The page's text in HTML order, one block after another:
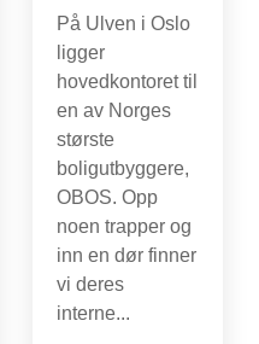
På Ulven i Oslo
ligger
hovedkontoret til
en av Norges
største
boligutbyggere,
OBOS. Opp
noen trapper og
inn en dør finner
vi deres
interne...